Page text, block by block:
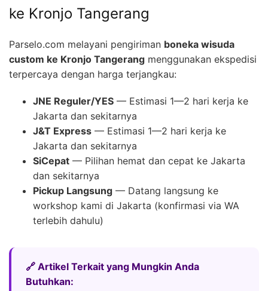
ke Kronjo Tangerang
Parselo.com melayani pengiriman boneka wisuda
custom ke Kronjo Tangerang menggunakan ekspedisi
terpercaya dengan harga terjangkau:
JNE Reguler/YES — Estimasi 1—2 hari kerja ke
Jakarta dan sekitarnya
J&T Express — Estimasi 1—2 hari kerja ke
Jakarta dan sekitarnya
SiCepat — Pilihan hemat dan cepat ke Jakarta
dan sekitarnya
Pickup Langsung — Datang langsung ke
workshop kami di Jakarta (konfirmasi via WA
terlebih dahulu)
🔗 Artikel Terkait yang Mungkin Anda
Butuhkan: